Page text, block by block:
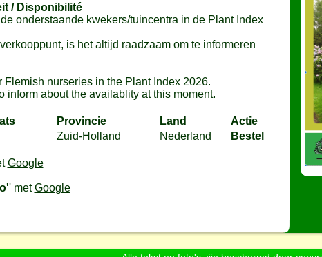
/ Disponibilité
onderstaande kwekers/tuincentra in de Plant Index
is het altijd raadzaam om te informeren
nurseries in the Plant Index 2026.
inform about the availablity at this moment.
Provincie Land
Actie
Zuid-Holland Nederland Bestel
Google
' metGoogle